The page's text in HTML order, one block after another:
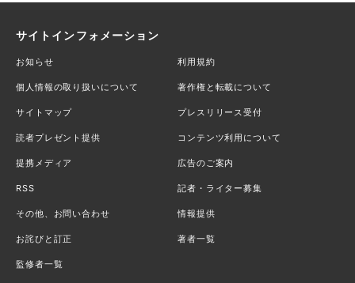
サイトインフォメーション
お知らせ 利用規約
個人情報の取り扱いについて 著作権と転載について
サイトマップ プレスリリース受付
読者プレゼント提供 コンテンツ利用について
提携メディア 広告のご案内
RSS 記者・ライター募集
その他、お問い合わせ 情報提供
お詫びと訂正 著者一覧
監修者一覧